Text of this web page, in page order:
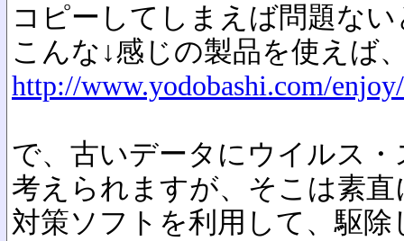
コピーしてしまえば問題な
こんな↓感じの製品を使えば
http://www.yodobashi.com/
で、古いデータにウイルス
考えられますが、そこは素
対策ソフトを利用して、駆除